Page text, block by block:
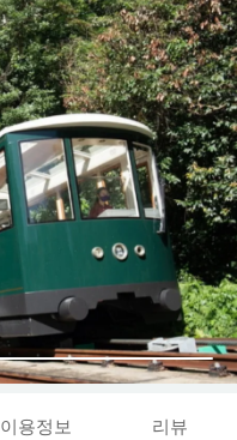
이용정보 리뷰